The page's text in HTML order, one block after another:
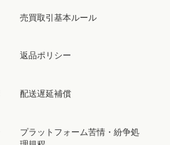
売買取引基本ルール
返品ポリシー
配送遅延補償
プラットフォーム苦情・紛争処